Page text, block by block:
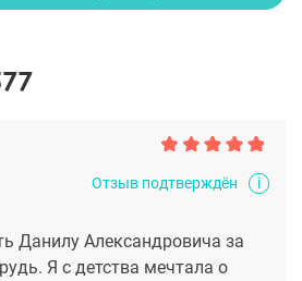
Отзыв подтверждён i
Данилу Александровича за
Я с детства мечтала о